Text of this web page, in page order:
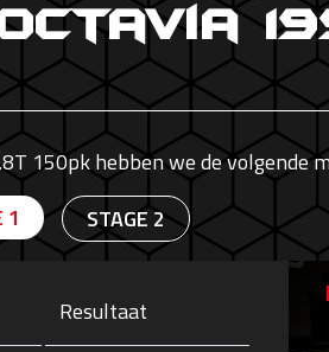
150pk hebben we de volgende
1
STAGE 2
Resultaat